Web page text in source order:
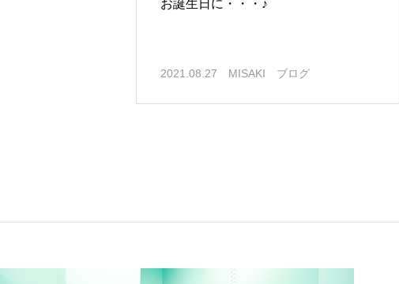
お誕生日に・・・♪
2021.08.27 MISAKI ブログ